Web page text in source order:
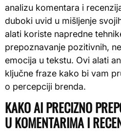
analizu komentara i
duboki uvid u mišljenje
alati koriste napredne
prepoznavanje pozitivnih,
emocija u tekstu. Ovi alati
ključne fraze kako bi vam
o percepciji brenda.
KAKO AI PRECIZNO
U KOMENTARIMA I